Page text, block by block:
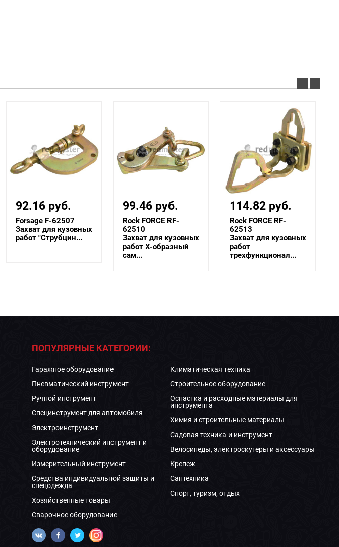
99.46 руб.
Rock FORCE RF-
62510
Захват для кузовных
114.82 руб.
Rock FORCE RF-
62513
Захват для кузовных
работ
трехфункционал...
33.78 руб.
Rock FORCE RF-
62517
Захват для кузовных
работ
однофункционал...
ПОПУЛЯРНЫЕ КАТЕГОРИИ:
Гаражное оборудование
Пневматический инструмент
Ручной инструмент
Специнструмент для автомобиля
Электроинструмент
Электротехнический инструмент и
оборудование
Измерительный инструмент
Средства индивидуальной защиты и
спецодежда
Хозяйственные товары
Сварочное оборудование
Климатическая техника
Строительное оборудование
Оснастка и расходные материалы для
инструмента
Химия и строительные материалы
Садовая техника и инструмент
Велосипеды, электроскутеры и аксессуары
Крепеж
Сантехника
Спорт, туризм, отдых